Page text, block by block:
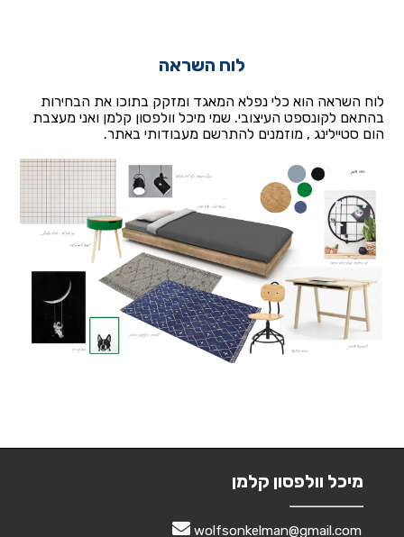
לוח השראה
לוח השראה הוא כלי נפלא המאגד ומזקק בתוכו את הבחירות
בהתאם לקונספט העיצובי. שמי מיכל וולפסון קלמן ואני מעצבת
הום סטיילינג , מוזמנים להתרשם מעבודותי באתר.
מיכל וולפסון קלמן
wolfsonkelman@gmail.com